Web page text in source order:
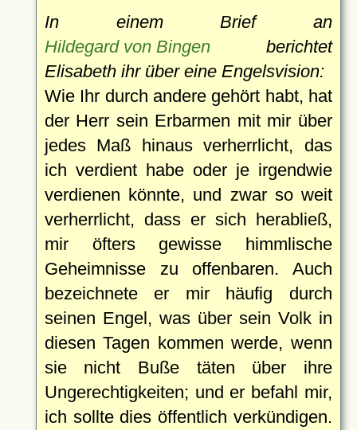
In einem Brief an
Hildegard von Bingenberichtet
Elisabeth ihr über eine Engelsvision:
Wie Ihr durch andere gehört habt, hat
der Herr sein Erbarmen mit mir über
jedes Maß hinaus verherrlicht, das
ich verdient habe oder je irgendwie
verdienen könnte, und zwar so weit
verherrlicht, dass er sich herabließ,
mir öfters gewisse himmlische
Geheimnisse zu offenbaren. Auch
bezeichnete er mir häufig durch
seinen Engel, was über sein Volk in
diesen Tagen kommen werde, wenn
sie nicht Buße täten über ihre
Ungerechtigkeiten; und er befahl mir,
ich sollte dies öffentlich verkündigen.